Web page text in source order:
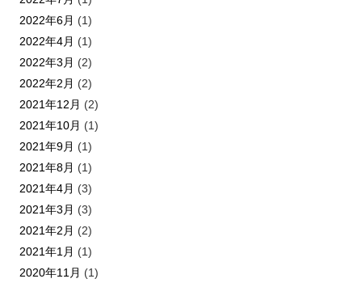
2022年6月 (1)
2022年4月 (1)
2022年3月 (2)
2022年2月 (2)
2021年12月 (2)
2021年10月 (1)
2021年9月 (1)
2021年8月 (1)
2021年4月 (3)
2021年3月 (3)
2021年2月 (2)
2021年1月 (1)
2020年11月 (1)